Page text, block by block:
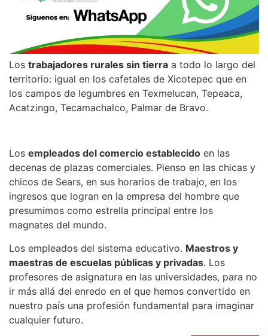
Los trabajadores rurales sin tierra a todo lo largo del
territorio: igual en los cafetales de Xicotepec que en
los campos de legumbres en Texmelucan, Tepeaca,
Acatzingo, Tecamachalco, Palmar de Bravo.
Los empleados del comercio establecido en las
decenas de plazas comerciales. Pienso en las chicas y
chicos de Sears, en sus horarios de trabajo, en los
ingresos que logran en la empresa del hombre que
presumimos como estrella principal entre los
magnates del mundo.
Los empleados del sistema educativo. Maestros y
maestras de escuelas públicas y privadas. Los
profesores de asignatura en las universidades, para no
ir más allá del enredo en el que hemos convertido en
nuestro país una profesión fundamental para imaginar
cualquier futuro.